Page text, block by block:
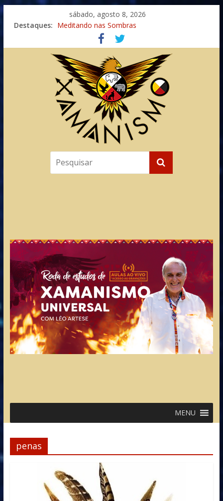
sábado, agosto 8, 2026
Destaques: Meditando nas Sombras
Autosuficiência: A Jornada do Espírito Ancestral
Xamanismo Universal
Totens – Caminho Espiritual – Crescimento
Imaginação na Cura
MENU
penas